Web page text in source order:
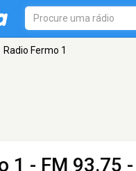
Radio Fermo 1
1 - FM 93.75